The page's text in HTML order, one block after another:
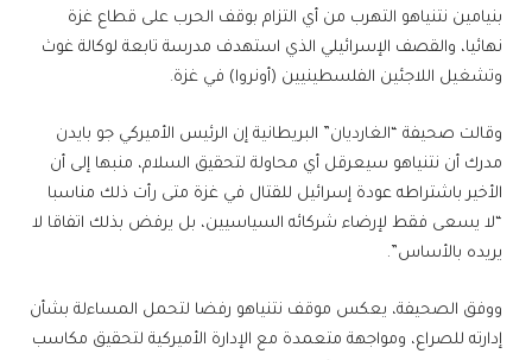
بنيامين نتنياهو التهرب من أي التزام بوقف الحرب على قطاع غزة
نهائيا، والقصف الإسرائيلي الذي استهدف مدرسة تابعة لوكالة غوث
وتشغيل اللاجئين الفلسطينيين (أونروا) في غزة.
وقالت صحيفة “الغارديان” البريطانية إن الرئيس الأميركي جو بايدن
مدرك أن نتنياهو سيعرقل أي محاولة لتحقيق السلام، منبها إلى أن
الأخير باشتراطه عودة إسرائيل للقتال في غزة متى رأت ذلك مناسبا
“لا يسعى فقط لإرضاء شركائه السياسيين، بل يرفض بذلك اتفاقا لا
يريده بالأساس”.
ووفق الصحيفة، يعكس موقف نتنياهو رفضا لتحمل المساءلة بشأن
إدارته للصراع، ومواجهة متعمدة مع الإدارة الأميركية لتحقيق مكاسب